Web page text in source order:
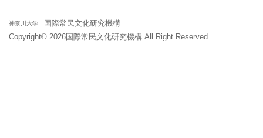
神奈川大学
国際常民文化研究機構
Copyright© 2026国際常民文化研究機構 All Right Reserved